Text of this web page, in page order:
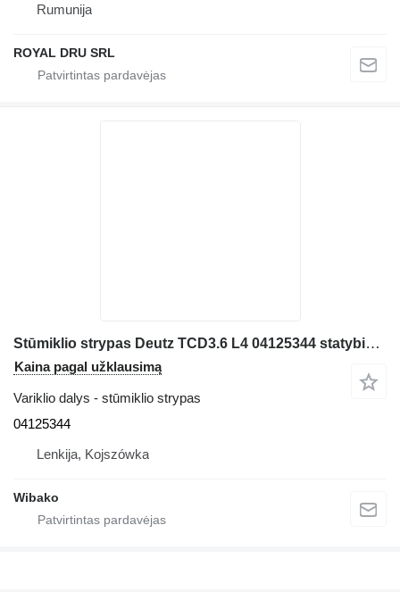
Rumunija
ROYAL DRU SRL
Stūmiklio strypas Deutz TCD3.6 L4 04125344 statybinės technikos
Kaina pagal užklausimą
Variklio dalys - stūmiklio strypas
04125344
Lenkija, Kojszówka
Wibako